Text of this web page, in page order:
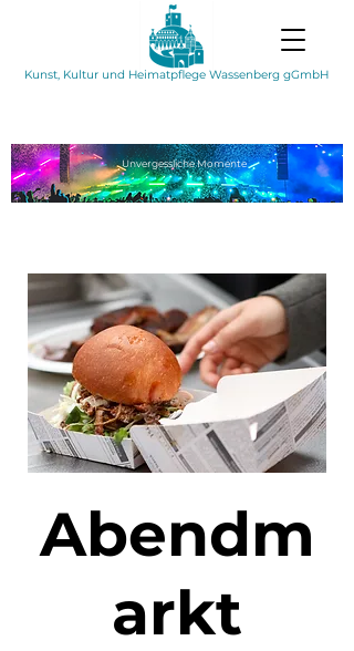
Kunst, Kultur und Heimatpflege Wassenberg gGmbH
UnvergesslicheMomente
Abendm
arkt